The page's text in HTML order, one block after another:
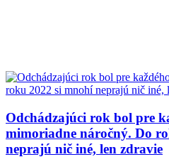
Odchádzajúci rok bol pre
mimoriadne náročný. Do
neprajú nič iné, len zdravie